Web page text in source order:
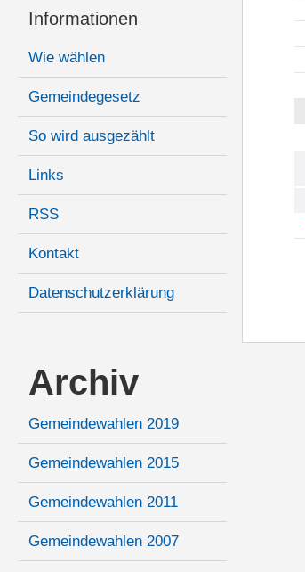
Informationen
Wie wählen
Gemeindegesetz
So wird ausgezählt
Links
RSS
Kontakt
Datenschutzerklärung
Archiv
Gemeindewahlen 2019
Gemeindewahlen 2015
Gemeindewahlen 2011
Gemeindewahlen 2007